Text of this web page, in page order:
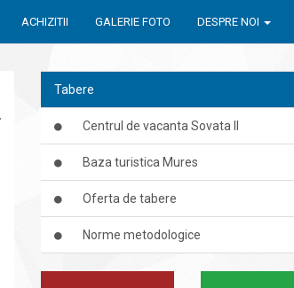
ACHIZITII GALERIE FOTO DESPRE NOI
Tabere
Centrul de vacanta Sovata II
Baza turistica Mures
Oferta de tabere
Norme metodologice